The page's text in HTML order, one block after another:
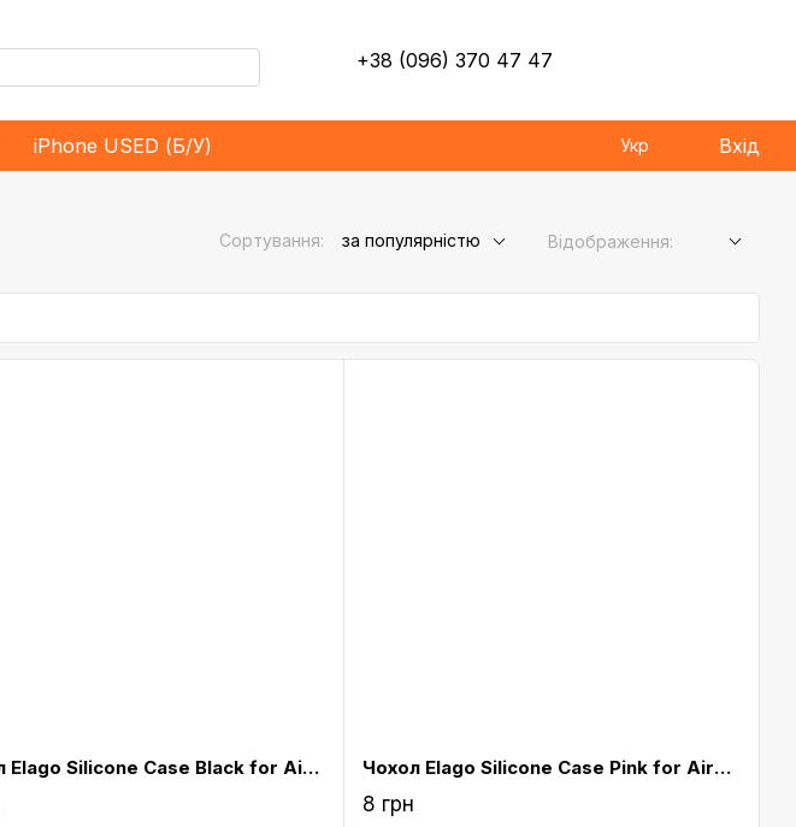
+38 (096) 370 47 47
iPhone USED (Б/У) Укр Вхід
Сортування: за популярністю Відображення:
Чохол Elago Silicone Case Black for Airpods (EAPSC-BK) Чохол Elago Silicone Case Pink for Airpods (EAPSC-PK)
8 грн